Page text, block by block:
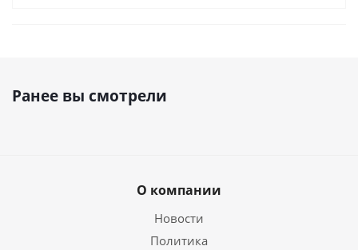
Ранее вы смотрели
О компании
Новости
Политика